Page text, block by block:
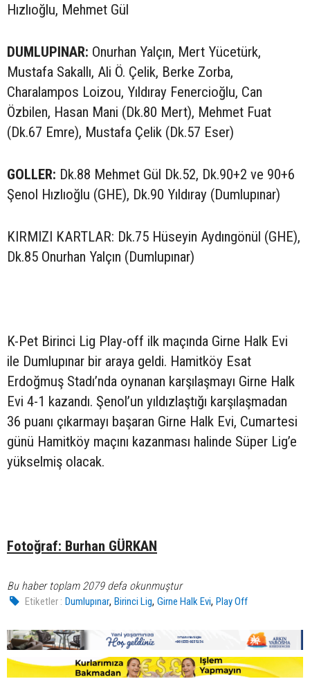
Hızlıoğlu, Mehmet Gül
DUMLUPINAR: Onurhan Yalçın, Mert Yücetürk,
Mustafa Sakallı, Ali Ö. Çelik, Berke Zorba,
Charalampos Loizou, Yıldıray Fenercioğlu, Can
Özbilen, Hasan Mani (Dk.80 Mert), Mehmet Fuat
(Dk.67 Emre), Mustafa Çelik (Dk.57 Eser)
GOLLER: Dk.88 Mehmet Gül Dk.52, Dk.90+2 ve 90+6
Şenol Hızlıoğlu (GHE), Dk.90 Yıldıray (Dumlupınar)
KIRMIZI KARTLAR: Dk.75 Hüseyin Aydıngönül (GHE),
Dk.85 Onurhan Yalçın (Dumlupınar)
K-Pet Birinci Lig Play-off ilk maçında Girne Halk Evi
ile Dumlupınar bir araya geldi. Hamitköy Esat
Erdoğmuş Stadı’nda oynanan karşılaşmayı Girne Halk
Evi 4-1 kazandı. Şenol’un yıldızlaştığı karşılaşmadan
36 puanı çıkarmayı başaran Girne Halk Evi, Cumartesi
günü Hamitköy maçını kazanması halinde Süper Lig’e
yükselmiş olacak.
Fotoğraf: Burhan GÜRKAN
Bu haber toplam 2079 defa okunmuştur
Etiketler : Dumlupınar,Birinci Lig,Girne Halk Evi,Play Off